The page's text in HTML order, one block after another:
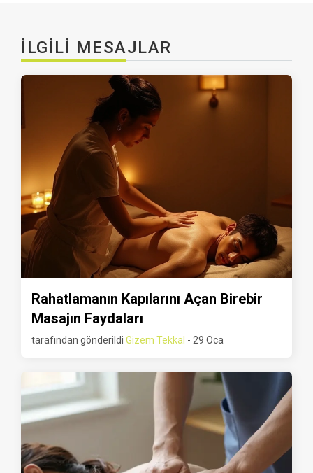
İLGILI MESAJLAR
Rahatlamanın Kapılarını Açan Birebir
Masajın Faydaları
tarafından gönderildi Gizem Tekkal - 29 Oca